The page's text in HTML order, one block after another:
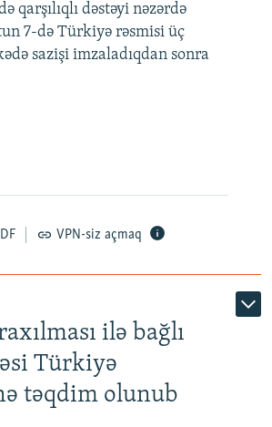
qarşılıqlı dəstəyi nəzərdə
7-də Türkiyə rəsmisi üç
sazişi imzaladıqdan sonra
VPN-siz açmaq
ilə bağlı
Türkiyə
təqdim olunub